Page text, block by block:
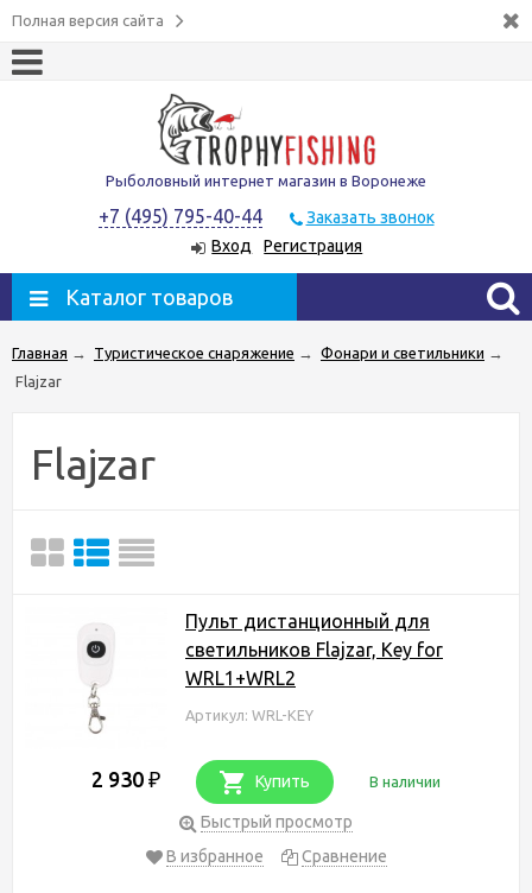
Полная версия сайта
Рыболовный интернет магазин в Воронеже
+7 (495) 795-40-44
Заказать звонок
Вход
Регистрация
Каталог товаров
Главная → Туристическое снаряжение → Фонари и светильники →
Flajzar
Flajzar
Пульт дистанционный для
светильников Flajzar, Key for
WRL1+WRL2
Артикул: WRL-KEY
2 930 ₽ Купить В наличии
Быстрый просмотр
В избранное
Сравнение